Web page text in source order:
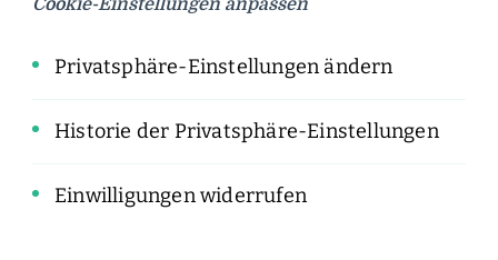
Cookie-Einstellungen anpassen
Privatsphäre-Einstellungen ändern
Historie der Privatsphäre-Einstellungen
Einwilligungen widerrufen